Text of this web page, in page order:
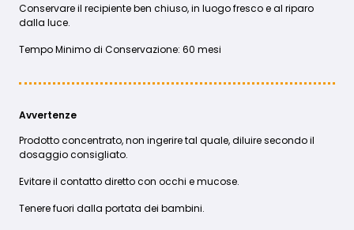
Conservare il recipiente ben chiuso, in luogo fresco e al riparo
dalla luce.
Tempo Minimo di Conservazione: 60 mesi
Avvertenze
Prodotto concentrato, non ingerire tal quale, diluire secondo il
dosaggio consigliato.
Evitare il contatto diretto con occhi e mucose.
Tenere fuori dalla portata dei bambini.